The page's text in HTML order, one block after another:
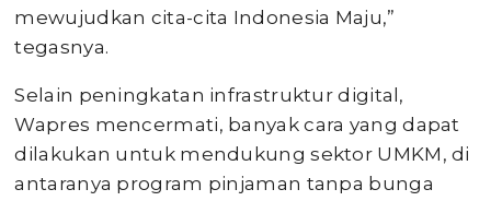
mewujudkan cita-cita Indonesia Maju,”
tegasnya.
Selain peningkatan infrastruktur digital,
Wapres mencermati, banyak cara yang dapat
dilakukan untuk mendukung sektor UMKM, di
antaranya program pinjaman tanpa bunga